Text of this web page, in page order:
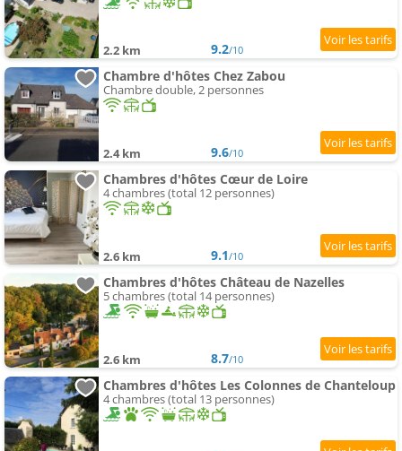
2.2 km 9.2/10
Chambre d'hôtes Chez Zabou
Chambre double, 2 personnes
2.4 km 9.6/10
Chambres d'hôtes Cœur de Loire
4 chambres (total 12 personnes)
2.6 km 9.1/10
Chambres d'hôtes Château de Nazelles
5 chambres (total 14 personnes)
2.6 km 8.7/10
Chambres d'hôtes Les Colonnes de Chanteloup
4 chambres (total 13 personnes)